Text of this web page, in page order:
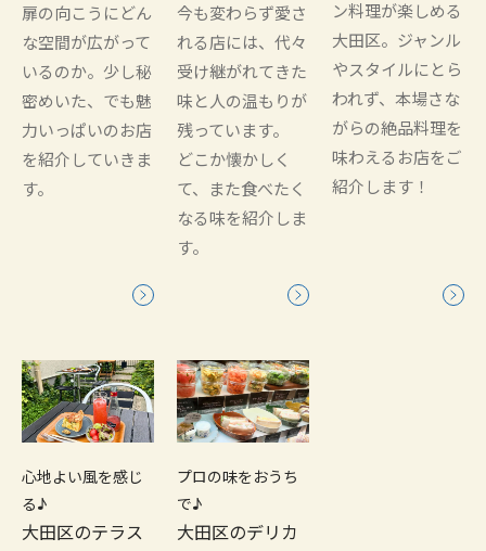
扉の向こうにどん
な空間が広がって
いるのか。少し秘
密めいた、でも魅
力いっぱいのお店
を紹介していきま
す。
今も変わらず愛さ
れる店には、代々
受け継がれてきた
味と人の温もりが
残っています。
どこか懐かしく
て、また食べたく
なる味を紹介しま
す。
ン料理が楽しめる
大田区。ジャンル
やスタイルにとら
われず、本場さな
がらの絶品料理を
味わえるお店をご
紹介します！
心地よい風を感じ
る♪
大田区のテラス
プロの味をおうち
で♪
大田区のデリカ